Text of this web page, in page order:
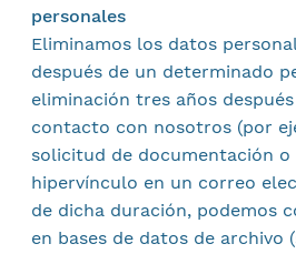
personales
Eliminamos los datos
después de un determinado
eliminación tres años
contacto con nosotros (por
solicitud de documentación o
hipervínculo en un correo
de dicha duración, podemos
en bases de datos de archivo